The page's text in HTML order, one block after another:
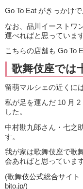
Go To Eat がきっかけ
なお、品川イーストワ
運べればと思っています
こちらの店舗も Go To
歌舞伎座では
留萌マルシェの近くに
私が足を運んだ 10 月
した。
中村勘九郎さん・七之
す。
我が家は歌舞伎座で歌
会あればと思っています
(歌舞伎公式総合サイ
bito.jp/)